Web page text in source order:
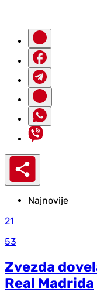
Najnovije
21
53
Zvezda
Real Madrida